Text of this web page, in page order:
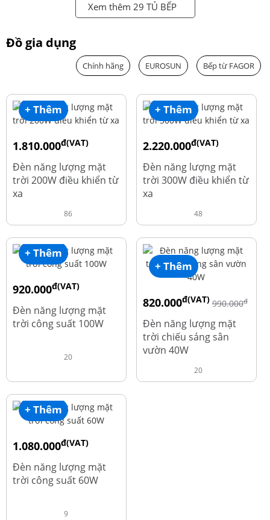
Xem thêm 29 TỦ BẾP
Đồ gia dụng
Chính hãng EUROSUN Bếp từ FAGOR
+ Thêm
1.810.000đ(VAT)
1.960.000
Đèn năng lượng mặt
trời 200W điều khiển từ
xa
86
+ Thêm
2.220.000đ(VAT)
2.390.000
Đèn năng lượng mặt
trời 300W điều khiển từ
xa
48
+ Thêm
920.000đ(VAT)
1.010.000
Đèn năng lượng mặt
trời công suất 100W
20
+ Thêm
820.000đ(VAT) 990.000đ
Đèn năng lượng mặt
trời chiếu sáng sân
vườn 40W
20
+ Thêm
1.080.000đ(VAT)
1.220.000
Đèn năng lượng mặt
trời công suất 60W
9